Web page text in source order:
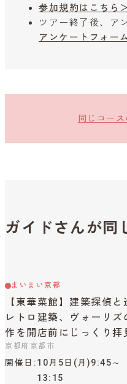
参加規約はこちら＞
ツアー終了後、ア
アンケートフォー
同じコー
ガイドさんが同
まいまい京都
【東華菜館】建築探偵と
レトロ建築、ヴォーリズ
作を開店前にじっくり拝
京都府京都市
開催日
10月5日(月)9:45～
13:15